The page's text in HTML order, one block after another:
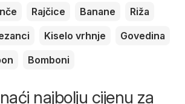
Rajčice Banane
Riža
Kiselo vrhnje
Govedina
Bomboni
najbolju cijenu za